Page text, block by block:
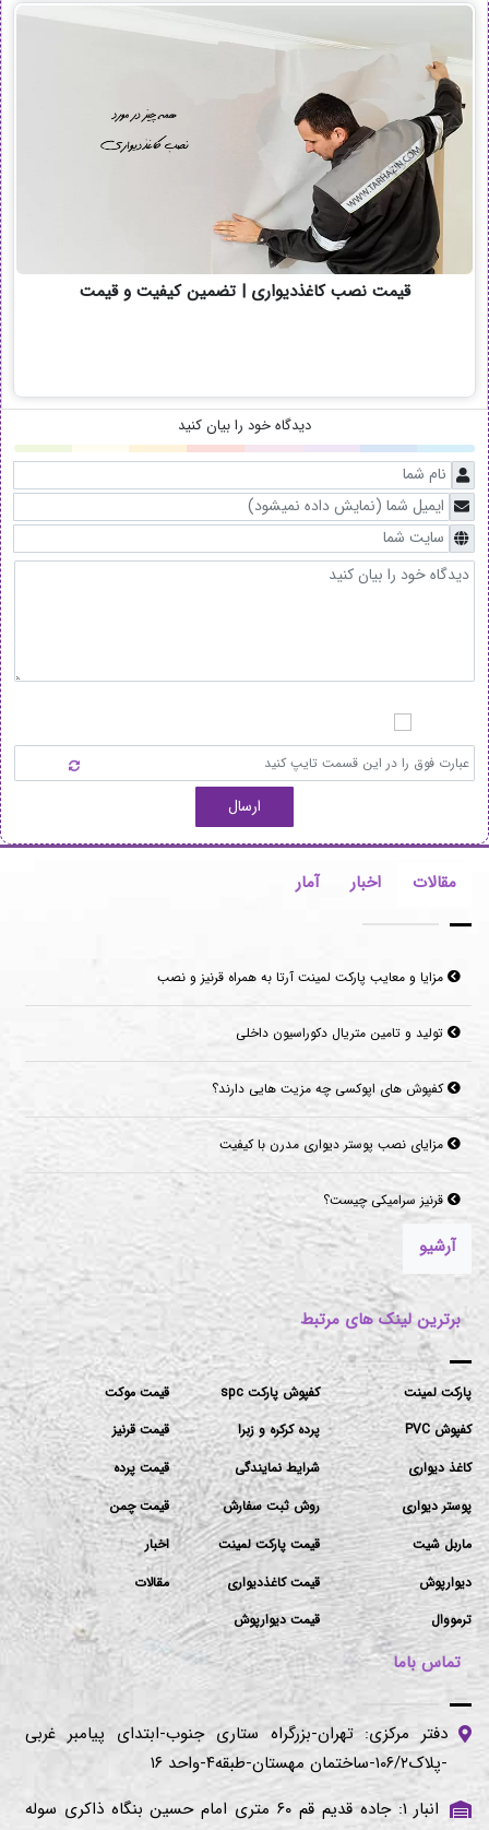
قیمت نصب کاغذدیواری | تضمین کیفیت و قیمت
دیدگاه خود را بیان کنید
ارسال
مقالات اخبار آمار
مزایا و معایب پارکت لمینت آرتا به همراه قرنیز و نصب
تولید و تامین متریال دکوراسیون داخلی
کفپوش های اپوکسی چه مزیت هایی دارند؟
مزایای نصب پوستر دیواری مدرن با کیفیت
قرنیز سرامیکی چیست؟
آرشیو
برترین لینک های مرتبط
پارکت لمینت
کفپوش PVC
کاغذ دیواری
پوستر دیواری
ماربل شیت
دیوارپوش
ترمووال
کفپوش پارکت spc
پرده کرکره و زبرا
شرایط نمایندگی
روش ثبت سفارش
قیمت پارکت لمینت
قیمت کاغذدیواری
قیمت دیوارپوش
قیمت موکت
قیمت قرنیز
قیمت پرده
قیمت چمن
اخبار
مقالات
تماس باما
دفتر مرکزی: تهران-بزرگراه ستاری جنوب-ابتدای پیامبر غربی
-پلاک۱۰۶/۲-ساختمان مهستان-طبقه۴-واحد ۱۶
انبار ۱: جاده قدیم قم ۶۰ متری امام حسین بنگاه ذاکری سوله